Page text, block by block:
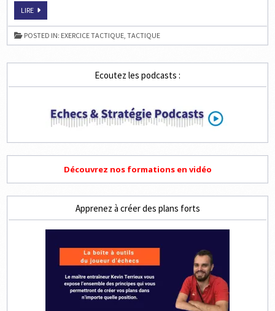
4
LIRETROUVEZ
ÉCHECS
ET
MAT
EN
3
POSTED IN: EXERCICE TACTIQUE,TACTIQUE
Ecoutez les podcasts :
Découvrez nos formations en vidéo
Apprenez à créer des plans forts